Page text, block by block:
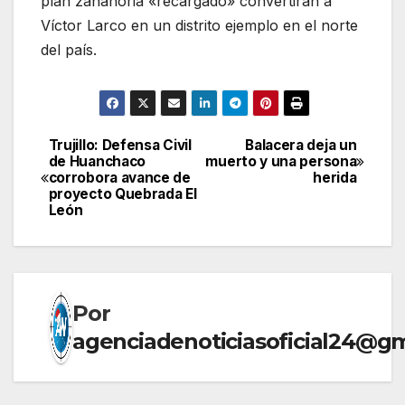
Víctor Larco en un distrito ejemplo en el norte
del país.
Navegación
de
Balacera deja un
muerto y una persona
herida
Trujillo: Defensa Civil
de Huanchaco
corrobora avance de
proyecto Quebrada El
León
Por